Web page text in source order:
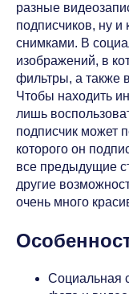
разные
подписчиков, ну
снимками. В
изображений, в
фильтры, а также
Чтобы находить
лишь
подписчик может
которого он
все предыдущие
другие
очень много
Социальная